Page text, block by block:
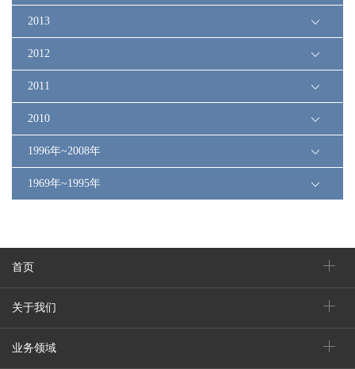
2013
2012
2011
2010
1996年~2008年
1969年~1995年
首页
关于我们
业务领域